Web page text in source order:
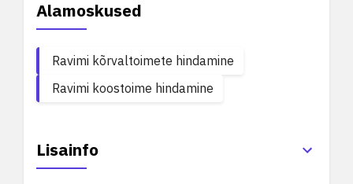
Alamoskused
Ravimi kõrvaltoimete hindamine
Ravimi koostoime hindamine
Lisainfo